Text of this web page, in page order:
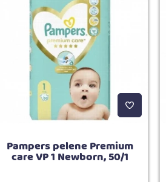
Pampers pelene Premium
care VP 1 Newborn, 50/1